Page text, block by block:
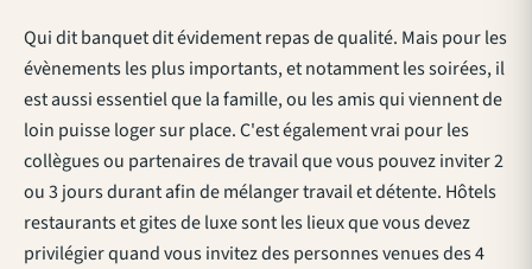
Qui dit banquet dit évidement repas de qualité. Mais pour les
évènements les plus importants, et notamment les soirées, il
est aussi essentiel que la famille, ou les amis qui viennent de
loin puisse loger sur place. C'est également vrai pour les
collègues ou partenaires de travail que vous pouvez inviter 2
ou 3 jours durant afin de mélanger travail et détente. Hôtels
restaurants et gites de luxe sont les lieux que vous devez
privilégier quand vous invitez des personnes venues des 4